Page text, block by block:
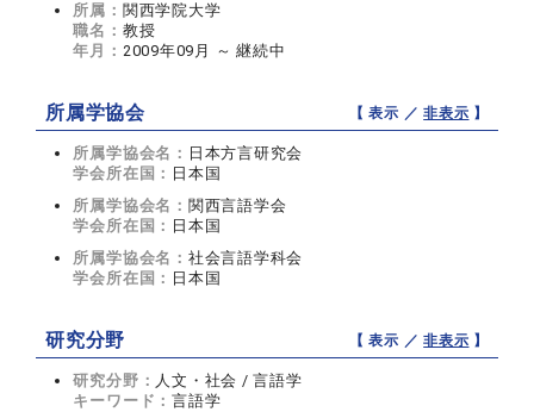
所属： 関西学院大学
職名： 教授
年月： 2009年09月 ～ 継続中
所属学協会 【 表示 ／非表示 】
所属学協会名： 日本方言研究会
学会所在国： 日本国
所属学協会名： 関西言語学会
学会所在国： 日本国
所属学協会名： 社会言語学科会
学会所在国： 日本国
研究分野 【 表示 ／非表示 】
研究分野： 人文・社会 / 言語学
キーワード：言語学